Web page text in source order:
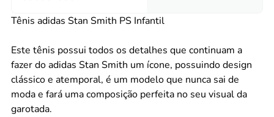
Tênis adidas Stan Smith PS Infantil
Este tênis possui todos os detalhes que continuam a
fazer do adidas Stan Smith um ícone, possuindo design
clássico e atemporal, é um modelo que nunca sai de
moda e fará uma composição perfeita no seu visual da
garotada.